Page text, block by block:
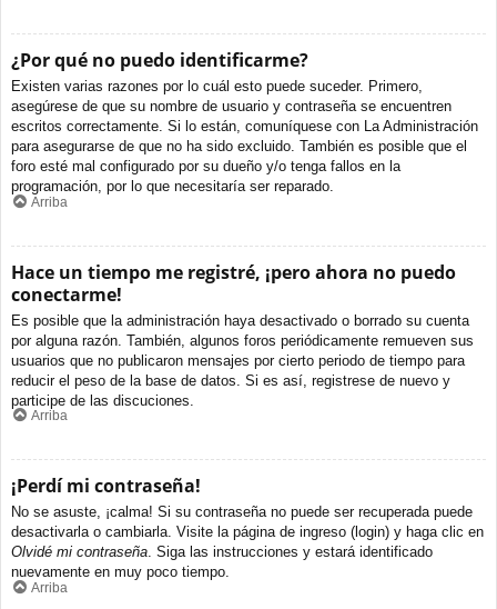
¿Por qué no puedo identificarme?
Existen varias razones por lo cuál esto puede suceder. Primero,
asegúrese de que su nombre de usuario y contraseña se encuentren
escritos correctamente. Si lo están, comuníquese con La Administración
para asegurarse de que no ha sido excluido. También es posible que el
foro esté mal configurado por su dueño y/o tenga fallos en la
programación, por lo que necesitaría ser reparado.
Arriba
Hace un tiempo me registré, ¡pero ahora no puedo
conectarme!
Es posible que la administración haya desactivado o borrado su cuenta
por alguna razón. También, algunos foros periódicamente remueven sus
usuarios que no publicaron mensajes por cierto periodo de tiempo para
reducir el peso de la base de datos. Si es así, registrese de nuevo y
participe de las discuciones.
Arriba
¡Perdí mi contraseña!
No se asuste, ¡calma! Si su contraseña no puede ser recuperada puede
desactivarla o cambiarla. Visite la página de ingreso (login) y haga clic en
Olvidé mi contraseña. Siga las instrucciones y estará identificado
nuevamente en muy poco tiempo.
Arriba